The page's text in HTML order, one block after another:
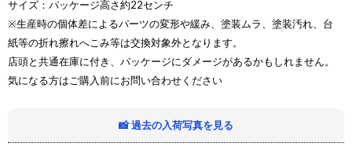
サイズ：パッケージ高さ約22センチ
※生産時の個体差によるパーツの変形や緩み、塗装ムラ、塗装汚れ、台
紙等の折れ擦れへこみ等は交換対象外となります。
店頭と共通在庫に付き、パッケージにダメージがあるかもしれません。
気になる方はご購入前にお問い合わせください
📸 過去の入荷写真を見る